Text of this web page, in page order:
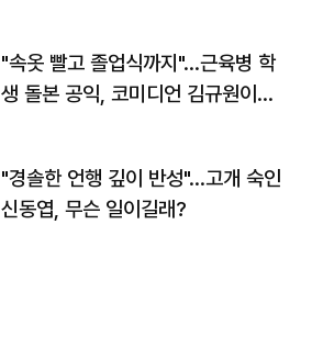
"속옷 빨고 졸업식까지"…근육병 학
생 돌본 공익, 코미디언 김규원이었
"경솔한 언행 깊이 반성"…고개 숙인
신동엽, 무슨 일이길래?